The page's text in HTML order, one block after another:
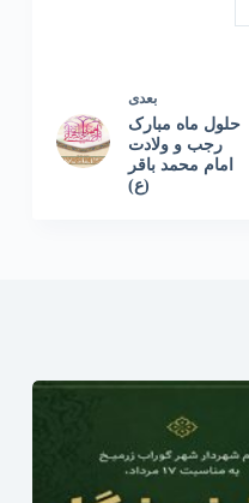
بعدی
حلول ماه مبارک
رجب و ولادت
امام محمد باقر
(ع)